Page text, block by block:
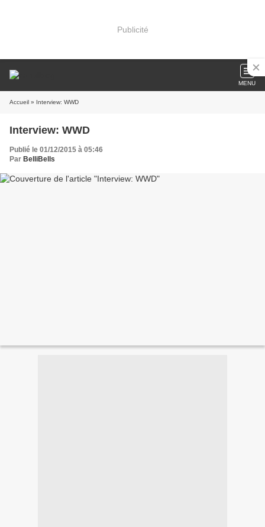
Publicité
MENU
Accueil » Interview: WWD
Interview: WWD
Publié le 01/12/2015 à 05:46
Par BelliBells